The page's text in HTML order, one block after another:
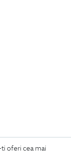
oferi cea mai